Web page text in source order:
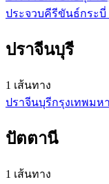
ประจวบคีรีขันธ์กระบี่
ปราจีนบุรี
1 เส้นทาง
ปราจีนบุรีกรุงเทพมห
ปัตตานี
1 เส้นทาง